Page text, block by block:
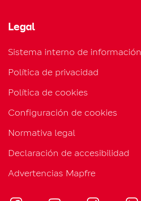
Legal
Sistema interno de información
Política de privacidad
Política de cookies
Configuración de cookies
Normativa legal
Declaración de accesibilidad
Advertencias Mapfre